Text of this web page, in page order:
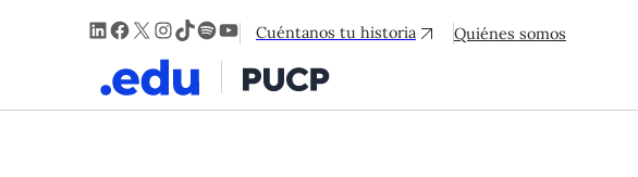
LinkedIn
Facebook
X Instagram
TikTok
Spotify
YouTube
Cuéntanos tu historia Quiénes somos